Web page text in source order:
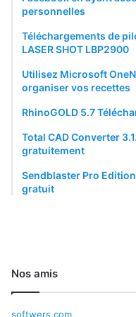
personnelles
Téléchargements de
LASER SHOT LBP2900
Utilisez Microsoft
organiser vos recettes
RhinoGOLD 5.7
Total CAD Converter
gratuitement
Sendblaster Pro
gratuit
Nos amis
softwers.com